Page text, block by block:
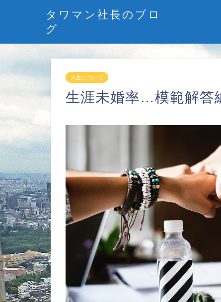
タワマン社長のブロ
グ
人生について
生涯未婚率…模範解答